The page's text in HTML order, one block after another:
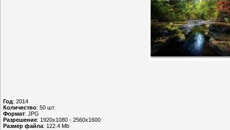
Год: 2014
Количество: 50 шт.
Формат: JPG
Разрешение: 1920x1080 - 2560x1600
Размер файла: 122.4 Mb